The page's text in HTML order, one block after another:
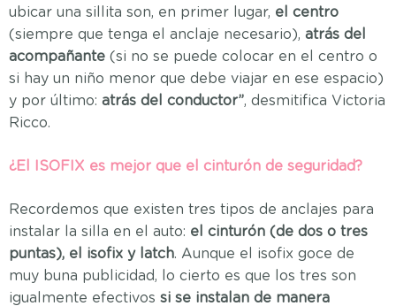
ubicar una sillita son, en primer lugar, el centro
(siempre que tenga el anclaje necesario), atrás del
acompañante (si no se puede colocar en el centro o
si hay un niño menor que debe viajar en ese espacio)
y por último: atrás del conductor”, desmitifica Victoria
Ricco.
¿El ISOFIX es mejor que el cinturón de seguridad?
Recordemos que existen tres tipos de anclajes para
instalar la silla en el auto: el cinturón (de dos o tres
puntas), el isofix y latch. Aunque el isofix goce de
muy buna publicidad, lo cierto es que los tres son
igualmente efectivos si se instalan de manera